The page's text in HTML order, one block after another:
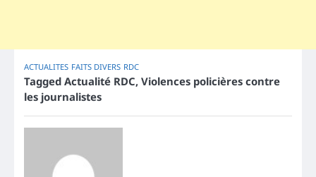
ACTUALITES FAITS DIVERS RDC
Tagged Actualité RDC, Violences policières contre
les journalistes